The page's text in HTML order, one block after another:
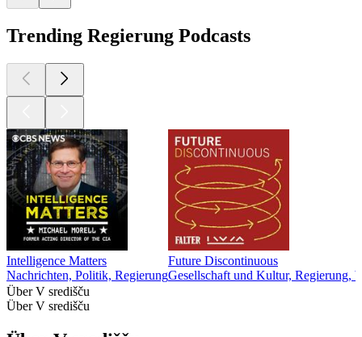
Trending Regierung Podcasts
Intelligence Matters
Nachrichten, Politik, Regierung
Future Discontinuous
Gesellschaft und Kultur, Regierung,
Über V središču
Über V središču